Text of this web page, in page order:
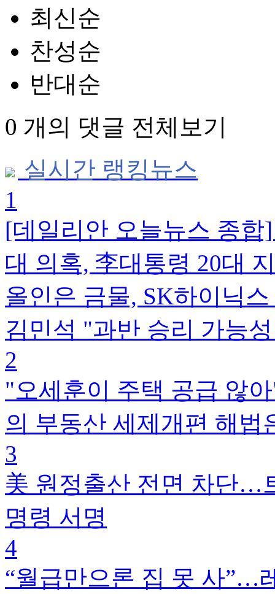
최신순
찬성순
반대순
0 개의 댓글 전체보기
실시간 랭킹뉴스
1
[데일리안 오늘뉴스 종
대 의혹, 李대통령 20대
올인은 금물, SK하이닉
김민석 "과반 승리 가능
2
"오세훈이 주택 공급 않
의 부동산 세제개편 해법
3
美 원정출산 전면 차단…
명령 서명
4
“월급만으론 집 못 사”…